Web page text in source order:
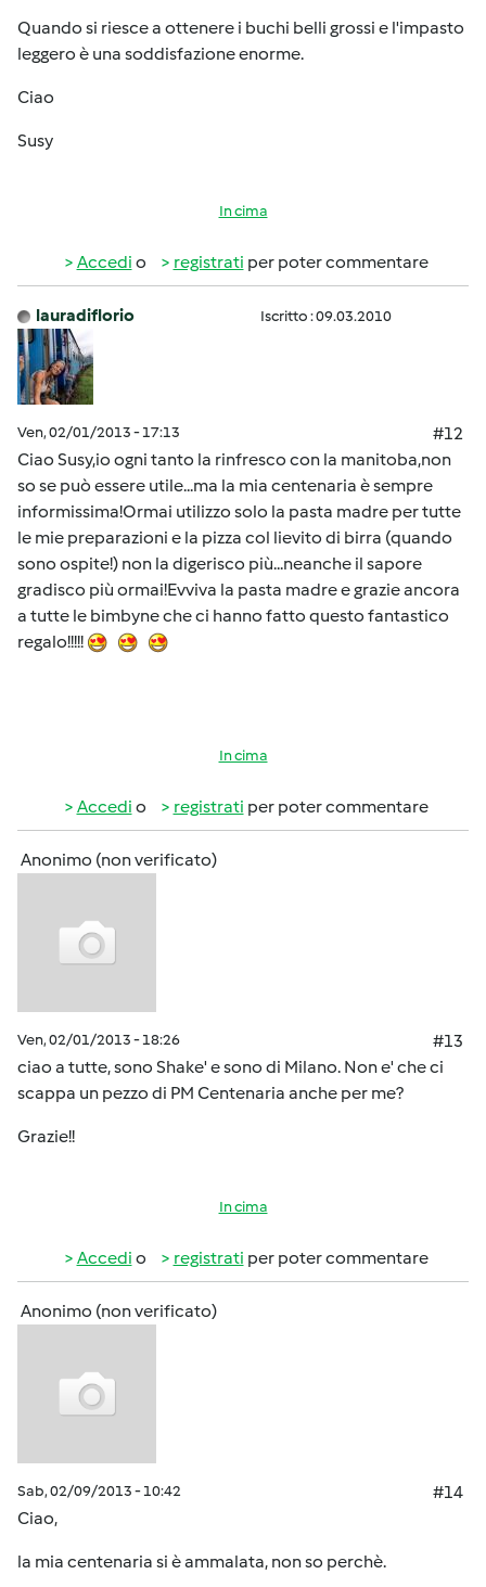
Quando si riesce a ottenere i buchi belli grossi e l'impasto
leggero è una soddisfazione enorme.
Ciao
Susy
In cima
Accedi o registrati per poter commentare
lauradiflorio Iscritto : 09.03.2010
Ven, 02/01/2013 - 17:13
#12
Ciao Susy,io ogni tanto la rinfresco con la manitoba,non
so se può essere utile...ma la mia centenaria è sempre
informissima!Ormai utilizzo solo la pasta madre per tutte
le mie preparazioni e la pizza col lievito di birra (quando
sono ospite!) non la digerisco più...neanche il sapore
gradisco più ormai!Evviva la pasta madre e grazie ancora
a tutte le bimbyne che ci hanno fatto questo fantastico
regalo!!!!!
In cima
Accedi o registrati per poter commentare
Anonimo (non verificato)
Ven, 02/01/2013 - 18:26
#13
ciao a tutte, sono Shake' e sono di Milano. Non e' che ci
scappa un pezzo di PM Centenaria anche per me?
Grazie!!
In cima
Accedi o registrati per poter commentare
Anonimo (non verificato)
Sab, 02/09/2013 - 10:42
#14
Ciao,
la mia centenaria si è ammalata, non so perchè.